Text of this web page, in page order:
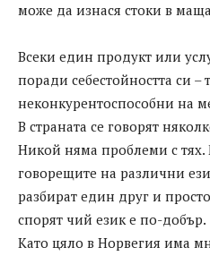
може да изнася стоки в
Всеки един продукт или
поради себестойността си –
неконкурентоспособни на
В страната се говорят
Никой няма проблеми с
говорещите на различни
разбират един друг и
спорят чий език е по-добър.
Като цяло в Норвегия има